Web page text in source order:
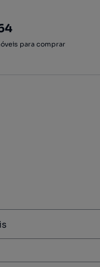
para comprar